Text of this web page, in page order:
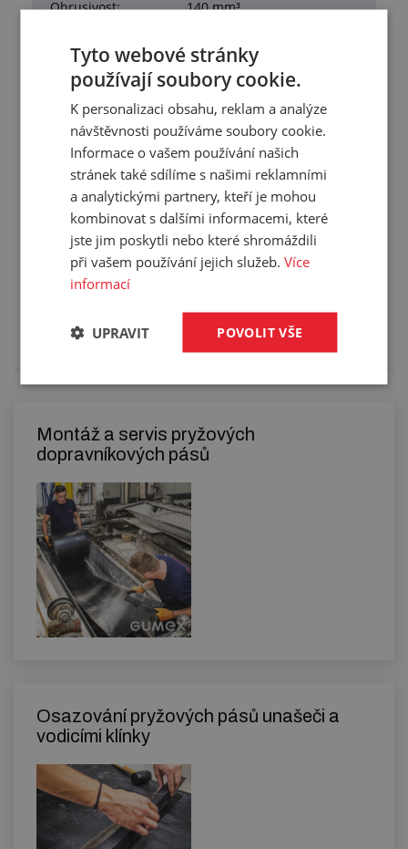
Obrusivost:
140 mm³
Materiál:
pryž
Pracovní teplota:
-25/+60 °C
Barva:
černá
Hmotnost:
6,102 kg/m
Balení:
100,00 m
Služby
specifikaci budete moci upřesnit v poznámce u
objednávky.
Montáž a servis pryžových
dopravníkových pásů
Osazování pryžových pásů unašeči a
vodicími klínky
Tyto webové stránky
používají soubory cookie.
K personalizaci obsahu, reklam a analýze
návštěvnosti používáme soubory cookie.
Informace o vašem používání našich
stránek také sdílíme s našimi reklamními
a analytickými partnery, kteří je mohou
kombinovat s dalšími informacemi, které
jste jim poskytli nebo které shromáždili
při vašem používání jejich služeb.Více
informací
POVOLIT VŠE
UPRAVIT